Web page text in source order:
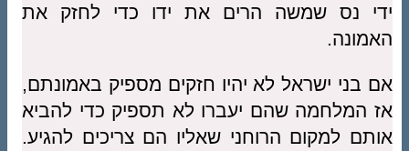
ידי נס שמשה הרים את ידו כדי לחזק את
האמונה.
אם בני ישראל לא יהיו חזקים מספיק באמונתם,
אז המלחמה שהם יעברו לא תספיק כדי להביא
אותם למקום הרוחני שאליו הם צריכים להגיע.